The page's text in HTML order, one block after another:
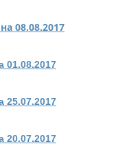
08.08.2017
01.08.2017
25.07.2017
20.07.2017